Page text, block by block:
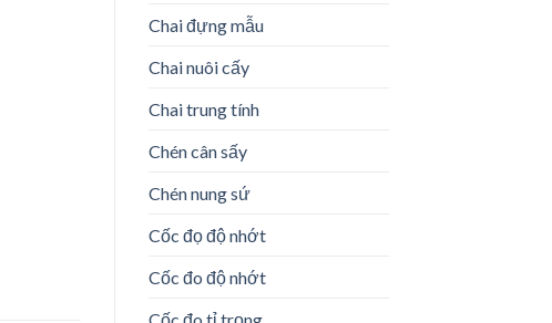
Chai đựng mẫu
Chai nuôi cấy
Chai trung tính
Chén cân sấy
Chén nung sứ
Cốc đọ độ nhớt
Cốc đo độ nhớt
Cốc đo tỉ trọng